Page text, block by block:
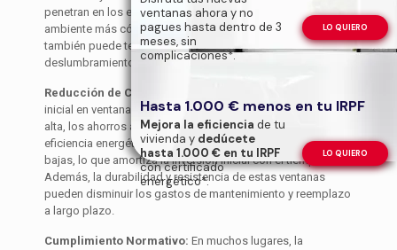
penetran en los espacios interiores. Esto no solo crea un
ambiente más cómodo para los ocupantes, sino que
también puede tener beneficios para la salud al reducir el
deslumbramiento y los cambios bruscos de temperatura.
Reducción de Costos a Largo Plazo:
inicial en ventanas Next Generation puede ser un poco más
alta, los ahorros a largo plazo son significativos. La
eficiencia energética se traduce en facturas de energía más
bajas, lo que amortiza la inversión inicial con el tiempo.
Además, la durabilidad y resistencia de estas ventanas
pueden disminuir los gastos de mantenimiento y reemplazo
a largo plazo.
Cumplimiento Normativo: En muchos lugares, la
ventanas ahora y no
pagues hasta dentro de 3
meses, sin
complicaciones*.
LO QUIERO
Hasta 1.000 € menos en tu IRPF
Mejora la eficiencia de tu
vivienda y dedúcete
hasta 1.000 € en tu IRPF
con certificado
energético*.
LO QUIERO